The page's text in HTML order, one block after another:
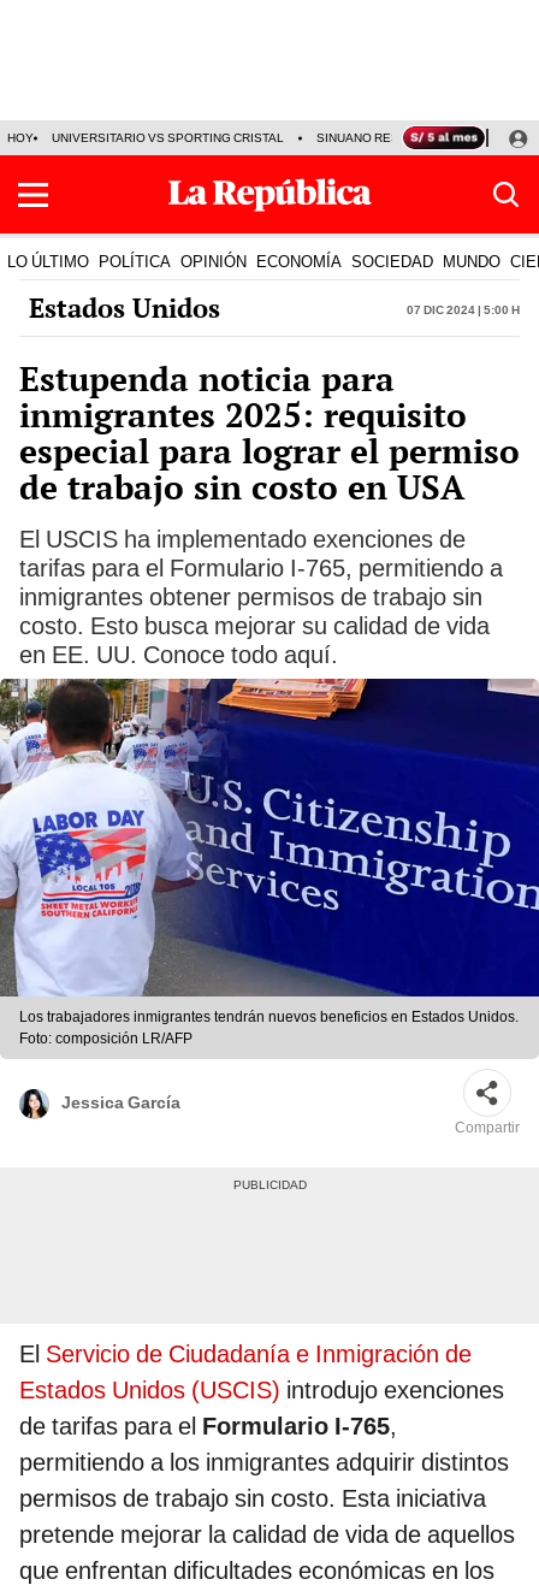
HOY UNIVERSITARIO VS SPORTING CRISTAL SINUANO RESULTADOS HOY
LO ÚLTIMO POLÍTICA OPINIÓN ECONOMÍA SOCIEDAD MUNDO
Estados Unidos 07 Dic 2024 | 5:00 h
Estupenda noticia para
inmigrantes 2025: requisito
especial para lograr el permiso
de trabajo sin costo en USA
El USCIS ha implementado exenciones de
tarifas para el Formulario I-765, permitiendo a
inmigrantes obtener permisos de trabajo sin
costo. Esto busca mejorar su calidad de vida
en EE. UU. Conoce todo aquí.
Los trabajadores inmigrantes tendrán nuevos beneficios en Estados Unidos.
Foto: composición LR/AFP
Jessica García
Compartir
El Servicio de Ciudadanía e Inmigración de
Estados Unidos (USCIS) introdujo exenciones
de tarifas para el Formulario I-765,
permitiendo a los inmigrantes adquirir distintos
permisos de trabajo sin costo. Esta iniciativa
pretende mejorar la calidad de vida de aquellos
que enfrentan dificultades económicas en los